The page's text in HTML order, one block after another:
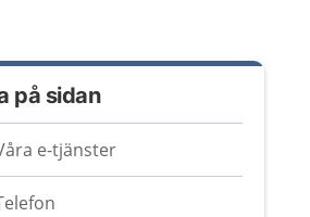
på sidan
e-tjänster